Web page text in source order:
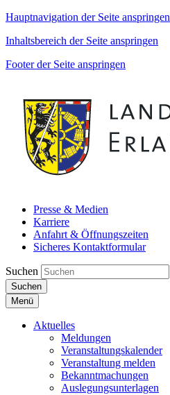
Hauptnavigation der Seite anspringen
Inhaltsbereich der Seite anspringen
Footer der Seite anspringen
Presse & Medien
Karriere
Anfahrt & Öffnungszeiten
Sicheres Kontaktformular
Suchen
Suchen
Menü
Aktuelles
Meldungen
Veranstaltungskalender
Veranstaltung melden
Bekanntmachungen
Auslegungsunterlagen